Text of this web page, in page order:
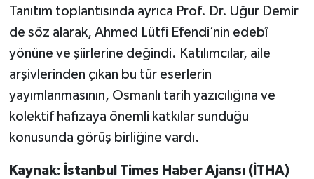
Tanıtım toplantısında ayrıca Prof. Dr. Uğur Demir
de söz alarak, Ahmed Lütfi Efendi’nin edebî
yönüne ve şiirlerine değindi. Katılımcılar, aile
arşivlerinden çıkan bu tür eserlerin
yayımlanmasının, Osmanlı tarih yazıcılığına ve
kolektif hafızaya önemli katkılar sunduğu
konusunda görüş birliğine vardı.
Kaynak: İstanbul Times Haber Ajansı (İTHA)